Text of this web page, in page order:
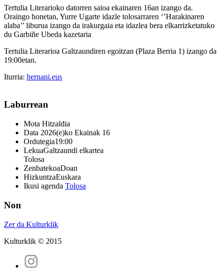
Tertulia Literarioko datorren saioa ekainaren 16an izango da.
Oraingo honetan, Yurre Ugarte idazle tolosarraren ‘’Harakinaren
alaba’’ liburua izango da irakurgaia eta idazlea bera elkarrizketatuko
du Garbiñe Ubeda kazetaria
Tertulia Literarioa Galtzaundiren egoitzan (Plaza Berria 1) izango da
19:00etan.
Iturria: hernani.eus
Laburrean
Mota Hitzaldia
Data 2026(e)ko Ekainak 16
Ordutegia19:00
LekuaGaltzaundi elkartea
Tolosa
ZenbatekoaDoan
HizkuntzaEuskara
Ikusi agenda Tolosa
Non
Zer da Kulturklik
Kulturklik © 2015